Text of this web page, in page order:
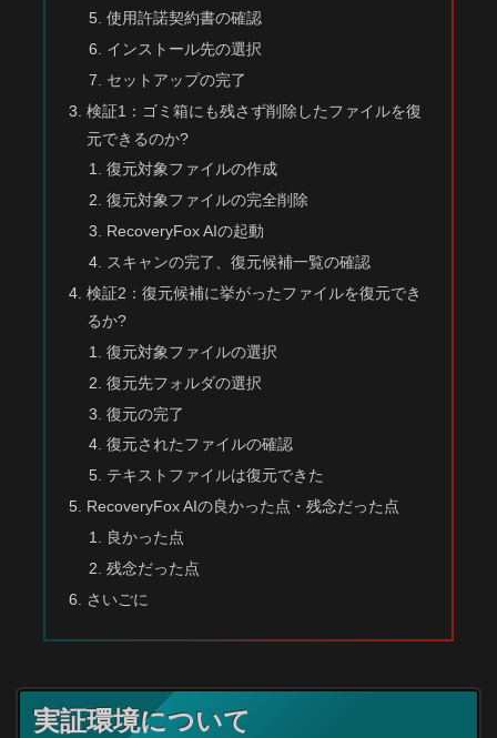
使用許諾契約書の確認
インストール先の選択
セットアップの完了
検証1：ゴミ箱にも残さず削除したファイルを復
元できるのか?
復元対象ファイルの作成
復元対象ファイルの完全削除
RecoveryFox AIの起動
スキャンの完了、復元候補一覧の確認
検証2：復元候補に挙がったファイルを復元でき
るか?
復元対象ファイルの選択
復元先フォルダの選択
復元の完了
復元されたファイルの確認
テキストファイルは復元できた
RecoveryFox AIの良かった点・残念だった点
良かった点
残念だった点
さいごに
実証環境について